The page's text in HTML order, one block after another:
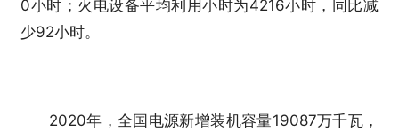
0小时；火电设备平均利用小时为4216小时，同比减
少92小时。
2020年，全国电源新增装机容量19087万千瓦，